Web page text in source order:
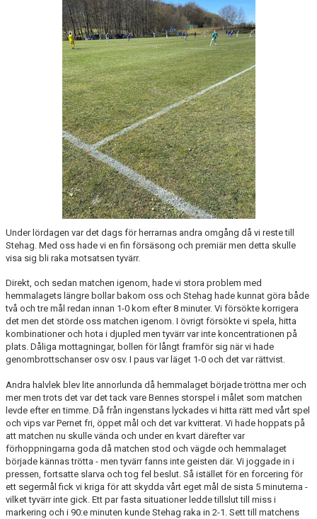
Under lördagen var det dags för herrarnas andra omgång då vi reste till
Stehag. Med oss hade vi en fin försäsong och premiär men detta skulle
visa sig bli raka motsatsen tyvärr.
Direkt, och sedan matchen igenom, hade vi stora problem med
hemmalagets längre bollar bakom oss och Stehag hade kunnat göra både
två och tre mål redan innan 1-0 kom efter 8 minuter. Vi försökte korrigera
det men det störde oss matchen igenom. I övrigt försökte vi spela, hitta
kombinationer och hota i djupled men tyvärr var inte koncentrationen på
plats. Dåliga mottagningar, bollen för långt framför sig när vi hade
genombrottschanser osv osv. I paus var läget 1-0 och det var rättvist.
Andra halvlek blev lite annorlunda då hemmalaget började tröttna mer och
mer men trots det var det tack vare Bennes storspel i målet som matchen
levde efter en timme. Då från ingenstans lyckades vi hitta rätt med vårt spel
och vips var Pernet fri, öppet mål och det var kvitterat. Vi hade hoppats på
att matchen nu skulle vända och under en kvart därefter var
förhoppningarna goda då matchen stod och vägde och hemmalaget
började kännas trötta - men tyvärr fanns inte geisten där. Vi joggade in i
pressen, fortsatte slarva och tog fel beslut. Så istället för en forcering för
ett segermål fick vi kriga för att skydda vårt eget mål de sista 5 minuterna -
vilket tyvärr inte gick. Ett par fasta situationer ledde tillslut till miss i
markering och i 90:e minuten kunde Stehag raka in 2-1. Sett till matchens